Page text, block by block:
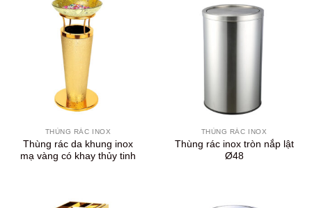
THÙNG RÁC INOX
Thùng rác da khung inox
mạ vàng có khay thủy tinh
THÙNG RÁC INOX
Thùng rác inox tròn nắp lật
Ø48